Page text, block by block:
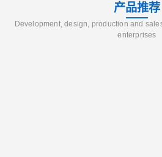
产品推荐
Development, design, production and
enterprises